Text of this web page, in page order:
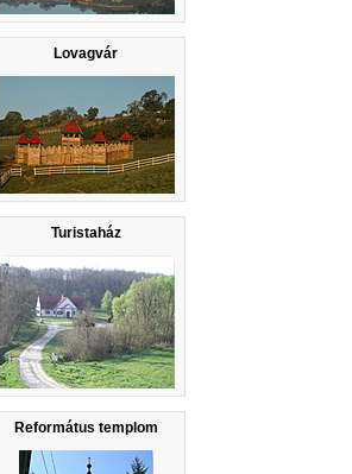
Lovagvár
Turistaház
Református templom